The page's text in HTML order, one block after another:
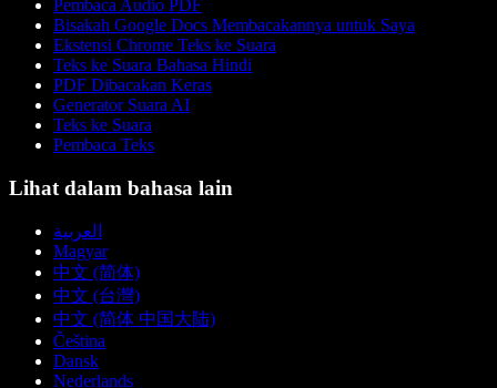
Pembaca Audio PDF
Bisakah Google Docs Membacakannya untuk Saya
Ekstensi Chrome Teks ke Suara
Teks ke Suara Bahasa Hindi
PDF Dibacakan Keras
Generator Suara AI
Teks ke Suara
Pembaca Teks
Lihat dalam bahasa lain
العربية
Magyar
中文 (简体)
中文 (台灣)
中文 (简体 中国大陆)
Čeština
Dansk
Nederlands